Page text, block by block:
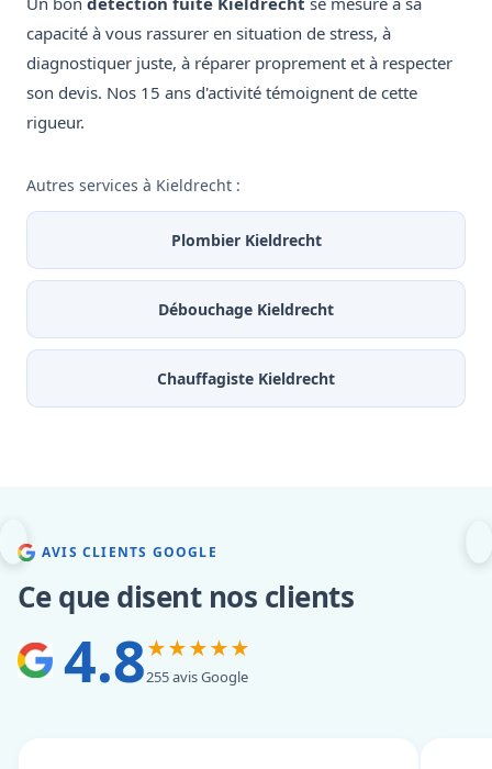
capacité à vous rassurer en situation de stress, à
diagnostiquer juste, à réparer proprement et à respecter
son devis. Nos 15 ans d'activité témoignent de cette
rigueur.
Autres services à Kieldrecht :
Plombier Kieldrecht
Débouchage Kieldrecht
Chauffagiste Kieldrecht
AVIS CLIENTS GOOGLE
Ce que disent nos clients
4.8★★★★★
255 avis Google